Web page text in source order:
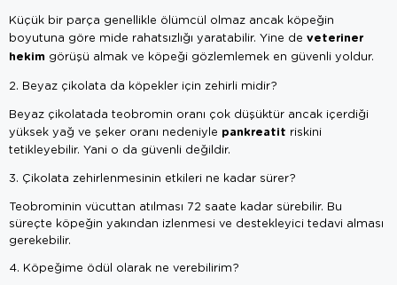
Küçük bir parça genellikle ölümcül olmaz ancak köpeğin
boyutuna göre mide rahatsızlığı yaratabilir. Yine de veteriner
hekim görüşü almak ve köpeği gözlemlemek en güvenli yoldur.
2. Beyaz çikolata da köpekler için zehirli midir?
Beyaz çikolatada teobromin oranı çok düşüktür ancak içerdiği
yüksek yağ ve şeker oranı nedeniyle pankreatit riskini
tetikleyebilir. Yani o da güvenli değildir.
3. Çikolata zehirlenmesinin etkileri ne kadar sürer?
Teobrominin vücuttan atılması 72 saate kadar sürebilir. Bu
süreçte köpeğin yakından izlenmesi ve destekleyici tedavi alması
gerekebilir.
4. Köpeğime ödül olarak ne verebilirim?